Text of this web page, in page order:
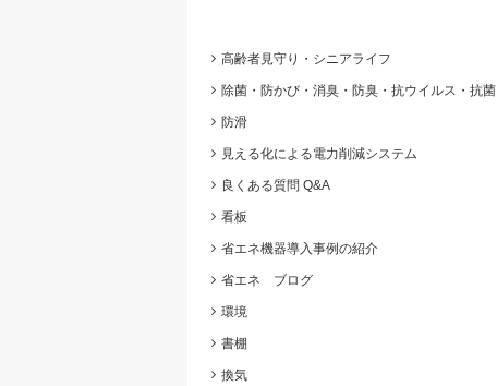
高齢者見守り・シニアライフ
除菌・防かび・消臭・防臭・抗ウイルス・抗菌
防滑
見える化による電力削減システム
良くある質問 Q&A
看板
省エネ機器導入事例の紹介
省エネ ブログ
環境
書棚
換気